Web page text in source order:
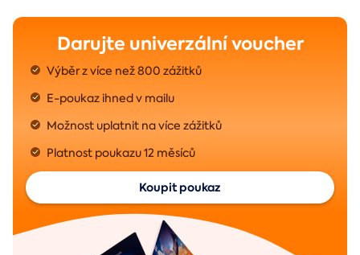
Darujte univerzální voucher
Výběr z více než 800 zážitků
E-poukaz ihned v mailu
Možnost uplatnit na více zážitků
Platnost poukazu 12 měsíců
Koupit poukaz